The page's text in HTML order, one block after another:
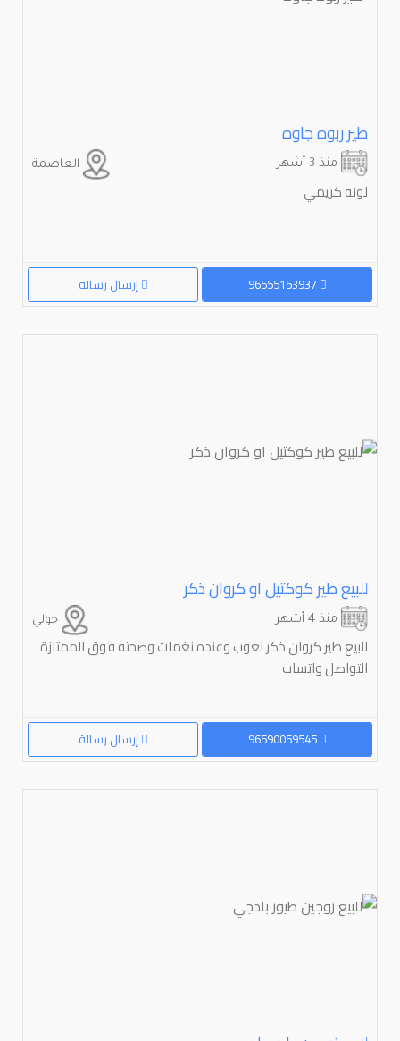
طير ربوه جاوه
العاصمة منذ 3 أشهر
لونه كريمي
إرسال رسالة
للبيع طير كوكتيل او كروان ذكر
حولي منذ 4 أشهر
للبيع طير كروان ذكر لعوب وعنده نغمات وصحته فوق الممتازة
التواصل واتساب
إرسال رسالة 96590059545